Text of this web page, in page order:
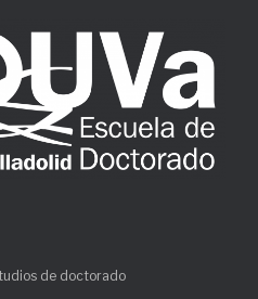
de doctorado